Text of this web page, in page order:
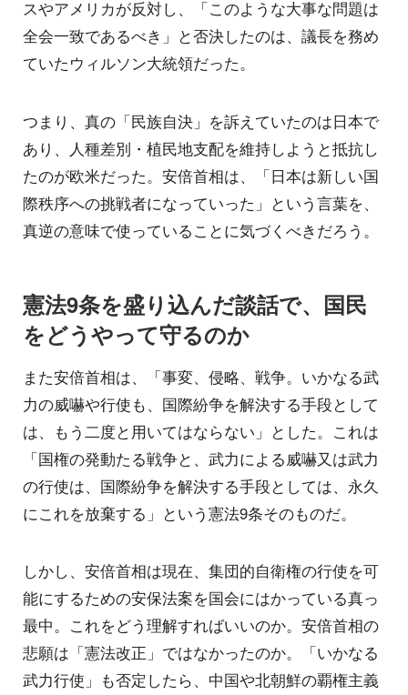
スやアメリカが反対し、「このような大事な問題は
全会一致であるべき」と否決したのは、議長を務め
ていたウィルソン大統領だった。
つまり、真の「民族自決」を訴えていたのは日本で
あり、人種差別・植民地支配を維持しようと抵抗し
たのが欧米だった。安倍首相は、「日本は新しい国
際秩序への挑戦者になっていった」という言葉を、
真逆の意味で使っていることに気づくべきだろう。
憲法9条を盛り込んだ談話で、国民
をどうやって守るのか
また安倍首相は、「事変、侵略、戦争。いかなる武
力の威嚇や行使も、国際紛争を解決する手段として
は、もう二度と用いてはならない」とした。これは
「国権の発動たる戦争と、武力による威嚇又は武力
の行使は、国際紛争を解決する手段としては、永久
にこれを放棄する」という憲法9条そのものだ。
しかし、安倍首相は現在、集団的自衛権の行使を可
能にするための安保法案を国会にはかっている真っ
最中。これをどう理解すればいいのか。安倍首相の
悲願は「憲法改正」ではなかったのか。「いかなる
武力行使」も否定したら、中国や北朝鮮の覇権主義